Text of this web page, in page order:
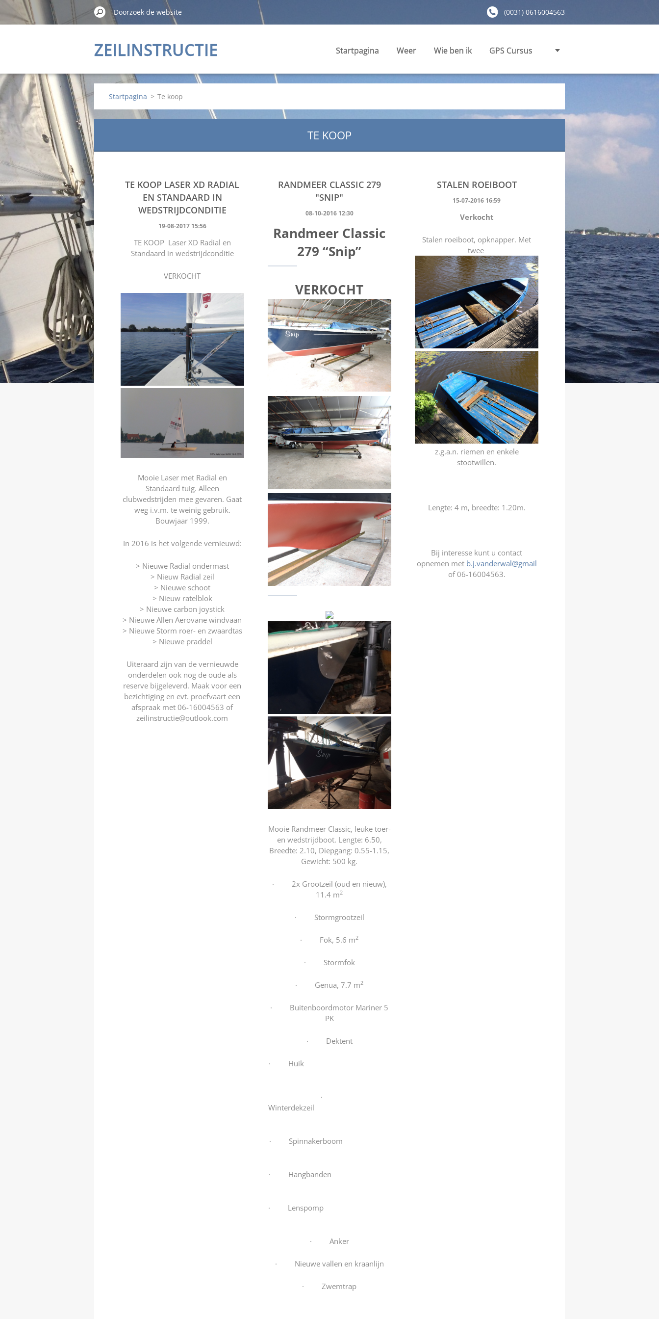
(0031) 0616004563
ZEILINSTRUCTIE Startpagina Weer Wie ben ik GPS Cursus
Startpagina > Te koop
TE KOOP
TE KOOP LASER XD RADIAL
EN STANDAARD IN
WEDSTRIJDCONDITIE
19-08-2017 15:56
TE KOOP Laser XD Radial en
Standaard in wedstrijdconditie
VERKOCHT
Mooie Laser met Radial en
Standaard tuig. Alleen
clubwedstrijden mee gevaren. Gaat
weg i.v.m. te weinig gebruik.
Bouwjaar 1999.
In 2016 is het volgende vernieuwd:
> Nieuwe Radial ondermast
> Nieuw Radial zeil
> Nieuwe schoot
> Nieuw ratelblok
> Nieuwe carbon joystick
> Nieuwe Allen Aerovane windvaan
> Nieuwe Storm roer- en zwaardtas
> Nieuwe praddel
Uiteraard zijn van de vernieuwde
onderdelen ook nog de oude als
reserve bijgeleverd. Maak voor een
bezichtiging en evt. proefvaart een
afspraak met 06-16004563 of
zeilinstructie@outlook.com
RANDMEER CLASSIC 279
"SNIP"
08-10-2016 12:30
Randmeer Classic
279 “Snip”
VERKOCHT
Mooie Randmeer Classic, leuke toer-
en wedstrijdboot. Lengte: 6.50,
Breedte: 2.10, Diepgang: 0.55-1.15,
Gewicht: 500 kg.
· 2x Grootzeil (oud en nieuw),
11.4 m2
· Stormgrootzeil
· Fok, 5.6 m2
· Stormfok
· Genua, 7.7 m2
· Buitenboordmotor Mariner 5
PK
· Dektent
· Huik
·
Winterdekzeil
· Spinnakerboom
· Hangbanden
· Lenspomp
· Anker
· Nieuwe vallen en kraanlijn
· Zwemtrap
STALEN ROEIBOOT
15-07-2016 16:59
Verkocht
Stalen roeiboot, opknapper. Met
twee
z.g.a.n. riemen en enkele
stootwillen.
Lengte: 4 m, breedte: 1.20m.
Bij interesse kunt u contact
opnemen met b.j.vanderwal@gmail
of 06-16004563.